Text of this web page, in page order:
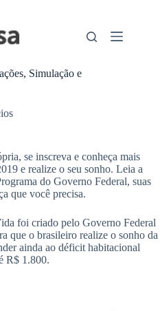
Simulação e
se inscreva e conheça mais
e realize o seu sonho. Leia a
do Governo Federal, suas
que você precisa.
foi criado pelo Governo Federal
que o brasileiro realize o sonho da
ainda ao déficit habitacional
R$ 1.800.